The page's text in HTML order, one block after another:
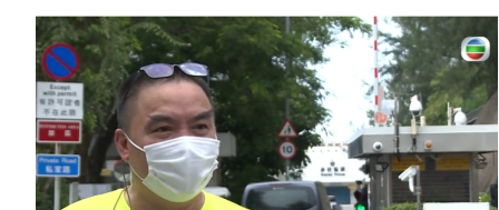
關於本會
聯絡我們